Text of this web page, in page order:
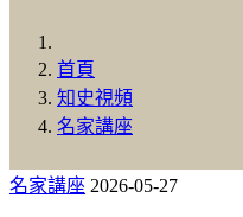
首頁
知史視頻
名家講座
名家講座 2026-05-27